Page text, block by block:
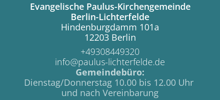
Evangelische Paulus-Kirchengemeinde
Berlin-Lichterfelde
Hindenburgdamm 101a
12203 Berlin
+49308449320
info@paulus-lichterfelde.de
Gemeindebüro:
Dienstag/Donnerstag 10.00 bis 12.00 Uhr
und nach Vereinbarung